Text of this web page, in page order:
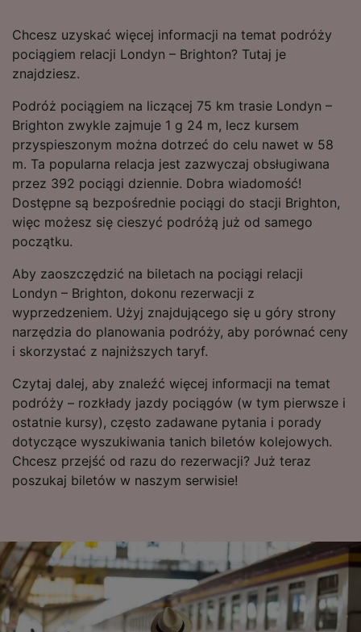
Chcesz uzyskać więcej informacji na temat podróży
pociągiem relacji Londyn – Brighton? Tutaj je
znajdziesz.
Podróż pociągiem na liczącej 75 km trasie Londyn –
Brighton zwykle zajmuje 1 g 24 m, lecz kursem
przyspieszonym można dotrzeć do celu nawet w 58
m. Ta popularna relacja jest zazwyczaj obsługiwana
przez 392 pociągi dziennie. Dobra wiadomość!
Dostępne są bezpośrednie pociągi do stacji Brighton,
więc możesz się cieszyć podróżą już od samego
początku.
Aby zaoszczędzić na biletach na pociągi relacji
Londyn – Brighton, dokonu rezerwacji z
wyprzedzeniem. Użyj znajdującego się u góry strony
narzędzia do planowania podróży, aby porównać ceny
i skorzystać z najniższych taryf.
Czytaj dalej, aby znaleźć więcej informacji na temat
podróży – rozkłady jazdy pociągów (w tym pierwsze i
ostatnie kursy), często zadawane pytania i porady
dotyczące wyszukiwania tanich biletów kolejowych.
Chcesz przejść od razu do rezerwacji? Już teraz
poszukaj biletów w naszym serwisie!